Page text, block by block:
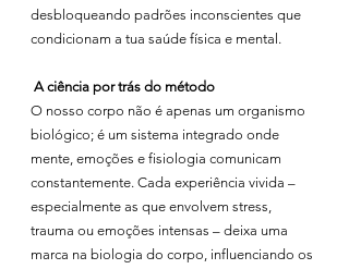
desbloqueando padrões inconscientes que
condicionam a tua saúde física e mental.
A ciência por trás do método
O nosso corpo não é apenas um organismo
biológico; é um sistema integrado onde
mente, emoções e fisiologia comunicam
constantemente. Cada experiência vivida –
especialmente as que envolvem stress,
trauma ou emoções intensas – deixa uma
marca na biologia do corpo, influenciando os